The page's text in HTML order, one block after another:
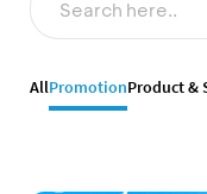
AllPromotionProduct &